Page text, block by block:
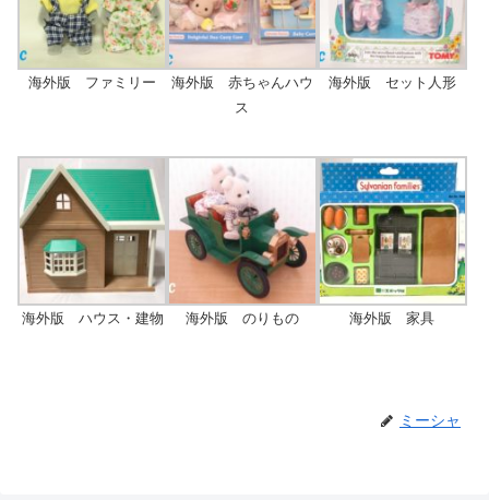
海外版 ファミリー
海外版 赤ちゃんハウ
ス
海外版 セット人形
海外版 ハウス・建物 海外版 のりもの 海外版 家具
ミーシャ